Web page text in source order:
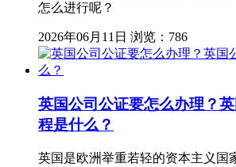
怎么进行呢？
2026年06月11日 浏览：786
英国公司公证要怎么办理？
程是什么？
英国是欧洲举重若轻的资本主义国